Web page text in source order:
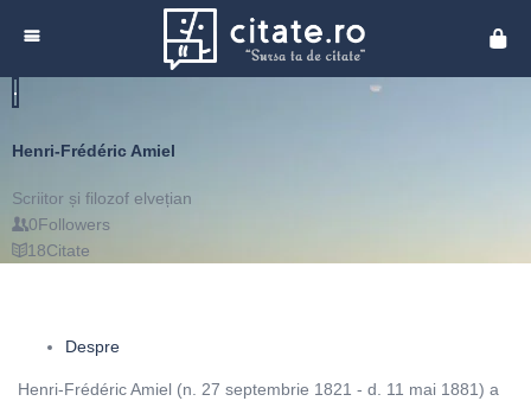
Henri-Frédéric Amiel
Scriitor și filozof elvețian
0Followers
18Citate
Despre
Henri-Frédéric Amiel (n. 27 septembrie 1821 - d. 11 mai 1881) a